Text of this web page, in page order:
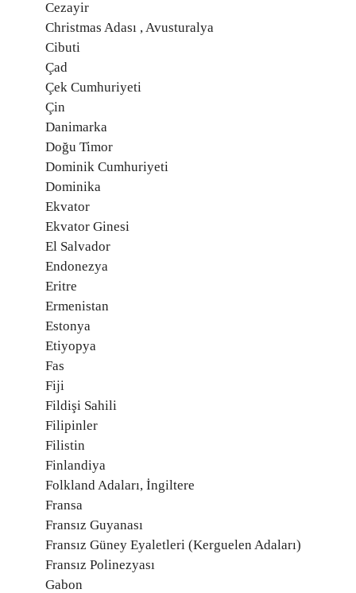
Cezayir
Christmas Adası , Avusturalya
Cibuti
Çad
Çek Cumhuriyeti
Çin
Danimarka
Doğu Timor
Dominik Cumhuriyeti
Dominika
Ekvator
Ekvator Ginesi
El Salvador
Endonezya
Eritre
Ermenistan
Estonya
Etiyopya
Fas
Fiji
Fildişi Sahili
Filipinler
Filistin
Finlandiya
Folkland Adaları, İngiltere
Fransa
Fransız Guyanası
Fransız Güney Eyaletleri (Kerguelen Adaları)
Fransız Polinezyası
Gabon